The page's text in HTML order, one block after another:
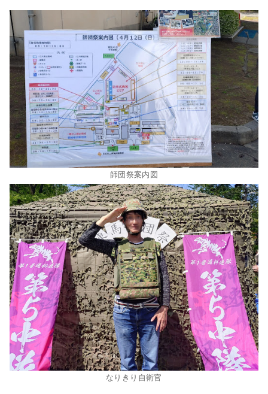
師団祭案内図
なりきり自衛官